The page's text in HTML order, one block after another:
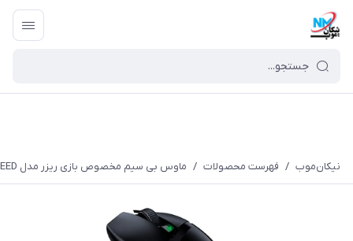
نیکان‌موب / فهرست محصولات / ماوس بی سیم مخصوص بازی ریزر مدل BASILISK X HYPERSPEED